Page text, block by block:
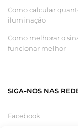
Como calcular
iluminação
Como melhorar o
funcionar melhor
SIGA-NOS NAS
Facebook